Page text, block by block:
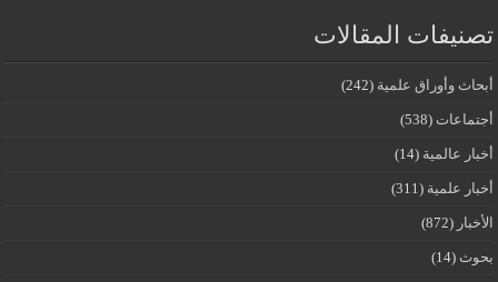
تصنيفات المقالات
أبحاث وأوراق علمية (242)
أجتماعات (538)
أخبار عالمية (14)
أخبار علمية (311)
الأخبار (872)
بحوث (14)